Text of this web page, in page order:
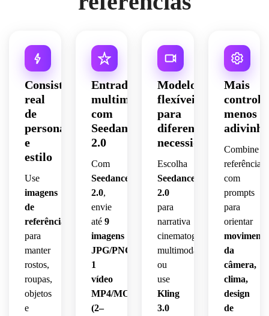
Consistência
real
de
personagem
e
estilo
Use
imagens
de
referência
para
manter
rostos,
roupas,
objetos
e
Entradas
multimodais
com
Seedance
2.0
Com
Seedance
2.0,
envie
até 9
imagens
JPG/PNG,
1
vídeo
MP4/MOV
(2–
Modelos
flexíveis
para
diferentes
necessidades
Escolha
Seedance
2.0
para
narrativa
cinematográfica
multimodal
ou
use
Kling
3.0
Mais
controle,
menos
Combine
referências
com
prompts
para
orientar
movimento
da
câmera,
clima,
design
de